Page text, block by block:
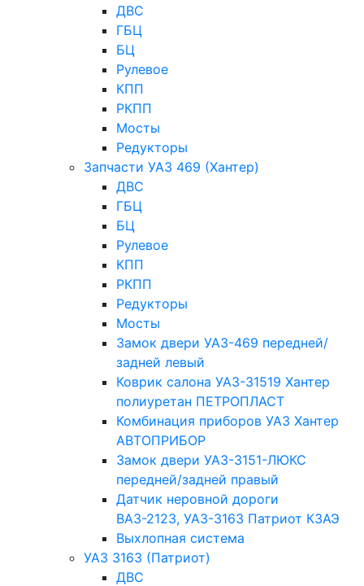
ДВС
ГБЦ
БЦ
Рулевое
КПП
РКПП
Мосты
Редукторы
Запчасти УАЗ 469 (Хантер)
ДВС
ГБЦ
БЦ
Рулевое
КПП
РКПП
Редукторы
Мосты
Замок двери УАЗ-469 передней/
задней левый
Коврик салона УАЗ-31519 Хантер
полиуретан ПЕТРОПЛАСТ
Комбинация приборов УАЗ Хантер
АВТОПРИБОР
Замок двери УАЗ-3151-ЛЮКС
передней/задней правый
Датчик неровной дороги
ВАЗ-2123, УАЗ-3163 Патриот КЗАЭ
Выхлопная система
УАЗ 3163 (Патриот)
ДВС